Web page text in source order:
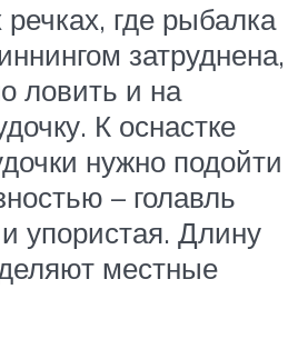
где рыбалка
затруднена,
ловить и на
К оснастке
нужно подойти
– голавль
упористая. Длину
местные